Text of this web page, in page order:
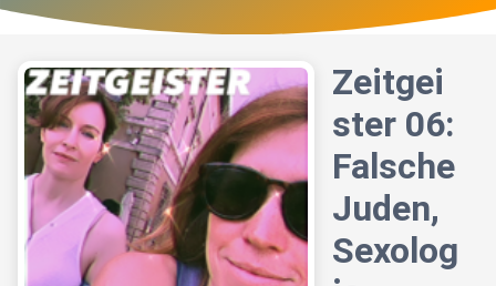
Zeitgei
ster 06:
Falsche
Juden,
Sexolog